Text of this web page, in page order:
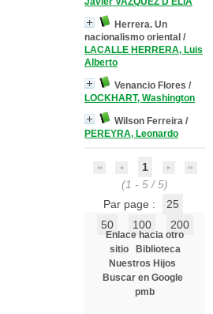
Herrera. Un
nacionalismo oriental /
LACALLE HERRERA, Luis
Alberto
Venancio Flores /
LOCKHART, Washington
Wilson Ferreira /
PEREYRA, Leonardo
1
(1 - 5 / 5)
Par page :
25
50
100 200
Enlace hacia otro
sitio
Biblioteca
Nuestros Hijos
Buscar en Google
pmb